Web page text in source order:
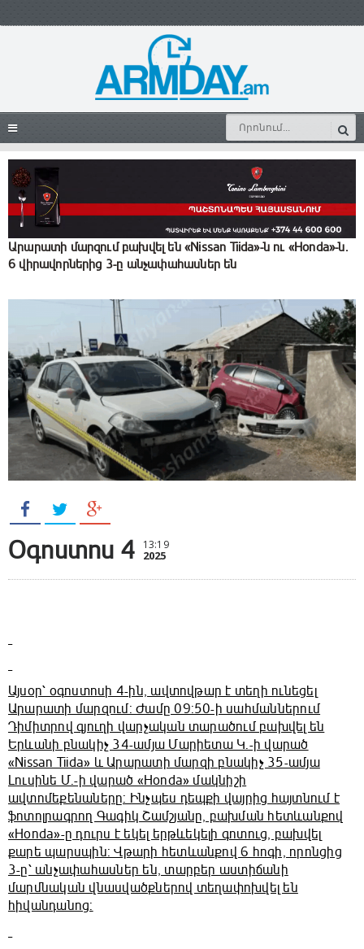
Արարատի մարզում բախվել են «Nissan Tiida»-ն ու «Honda»-ն․
6 վիրավորներից 3-ը անչափահասներ են
Օգոստոս 4 13:19
2025
Այսօր՝ օգոստոսի 4-ին, ավտովթար է տեղի ունեցել
Արարատի մարզում: Ժամը 09:50-ի սահմաններում
Դիմիտրով գյուղի վարչական տարածում բախվել են
Երևանի բնակիչ 34-ամյա Մարիետա Կ.-ի վարած
«Nissan Tiida» և Արարատի մարզի բնակիչ 35-ամյա
Լուսինե Մ.-ի վարած «Honda» մակնիշի
ավտոմեքենաները: Ինչպես դեպքի վայրից հայտնում է
ֆոտոլրագրող Գագիկ Շամշյանը, բախման հետևանքով
«Honda»-ը դուրս է եկել երթևեկելի գոտուց, բախվել
քարե պարսպին: Վթարի հետևանքով 6 հոգի, որոնցից
3-ը՝ անչափահասներ են, տարբեր աստիճանի
մարմնական վնասվածքներով տեղափոխվել են
հիվանդանոց: